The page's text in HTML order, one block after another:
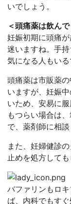
いでしょう。
＜頭痛薬は飲ん
妊娠初期に頭痛
迷いますね。手
気になる人もいる
頭痛薬は市販薬
いますが、妊娠
いため、安易に
もつらい場合は
で、薬剤師に相談
また、妊婦健診
止めを処方して
バファリンもロ
ば、内科でもす